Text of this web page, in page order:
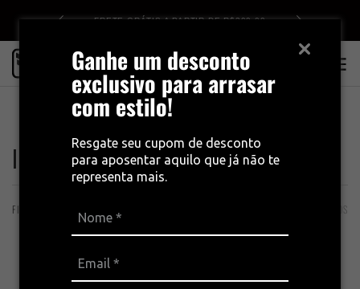
Ganhe um desconto
exclusivo para arrasar
com estilo!
Resgate seu cupom de desconto
para aposentar aquilo que já não te
representa mais.
R$499 FRETE GRÁTIS A PARTIR DE R$399,00
INVERNO MASCULINO
INVERNO MASCULINO
FILTROS 24 PRODUTOS